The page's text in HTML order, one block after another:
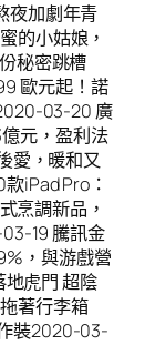
夜加劇年青
的小姑娘，
秘密跳槽
歐元起！諾
03-20 廣
元，盈利法
愛，暖和又
iPad Pro：
烹調新品，
19 騰訊金
，與游戲營
虎門 超陰
著行李箱
裝2020-03-